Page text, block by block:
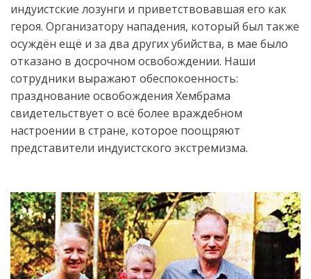
индуистские лозунги и приветствовавшая его как
героя. Организатору нападения, который был также
осуждён ещё и за два других убийства, в мае было
отказано в досрочном освобождении. Наши
сотрудники выражают обеспокоенность:
празднование освобождения Хембрама
свидетельствует о всё более враждебном
настроении в стране, которое поощряют
представители индуистского экстремизма.